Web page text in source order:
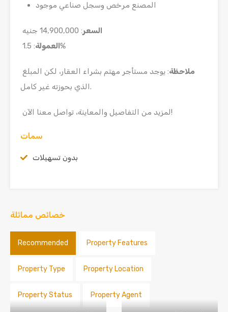
المصنع مرخص وسجل صناعي موجود
السعر: 14,900,000 جنيه
العمولة: 1.5%
ملاحظة: يوجد مستأجر مهتم بشراء العقار، لكن المبلغ
الذي بحوزته غير كامل.
لمزيد من التفاصيل والمعاينة، تواصل معنا الآن!
سمات
بدون تسهيلات
خصائص مماثلة
Recommended Property Features
Property Type Property Location
Property Status Property Agent